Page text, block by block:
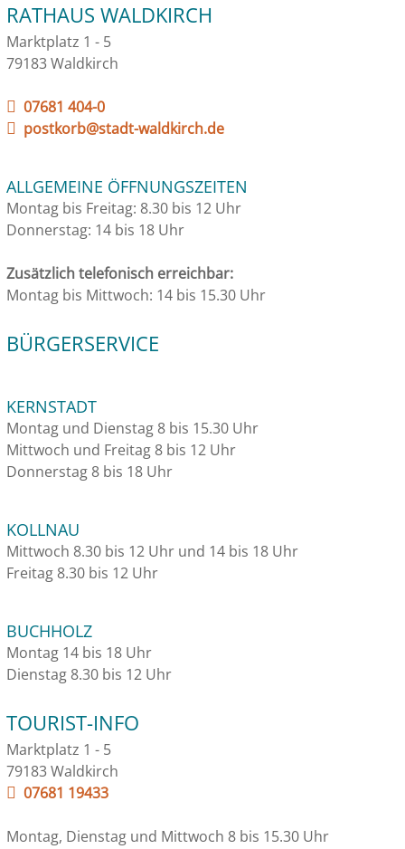
RATHAUS WALDKIRCH
Marktplatz 1 - 5
79183 Waldkirch
07681 404-0
postkorb@stadt-waldkirch.de
ALLGEMEINE ÖFFNUNGSZEITEN
Montag bis Freitag: 8.30 bis 12 Uhr
Donnerstag: 14 bis 18 Uhr
Zusätzlich telefonisch erreichbar:
Montag bis Mittwoch: 14 bis 15.30 Uhr
BÜRGERSERVICE
KERNSTADT
Montag und Dienstag 8 bis 15.30 Uhr
Mittwoch und Freitag 8 bis 12 Uhr
Donnerstag 8 bis 18 Uhr
KOLLNAU
Mittwoch 8.30 bis 12 Uhr und 14 bis 18 Uhr
Freitag 8.30 bis 12 Uhr
BUCHHOLZ
Montag 14 bis 18 Uhr
Dienstag 8.30 bis 12 Uhr
TOURIST-INFO
Marktplatz 1 - 5
79183 Waldkirch
07681 19433
Montag, Dienstag und Mittwoch 8 bis 15.30 Uhr